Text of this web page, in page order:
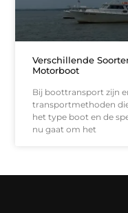
Verschillende
Motorboot
Bij boottransport zijn
transportmethoden
het type boot en de
nu gaat om het